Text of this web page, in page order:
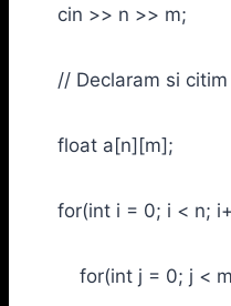
cin >> n >> m;
// Declaram si citim
float a[n][m];
for(int i = 0; i < n;
for(int j = 0; j <